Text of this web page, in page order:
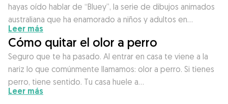
hayas oído hablar de “Bluey”, la serie de dibujos animados
australiana que ha enamorado a niños y adultos en…
Leer más
Cómo quitar el olor a perro
Seguro que te ha pasado. Al entrar en casa te viene a la
nariz lo que comúnmente llamamos: olor a perro. Si tienes
perro, tiene sentido. Tu casa huele a…
Leer más